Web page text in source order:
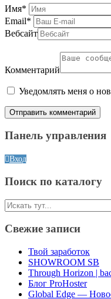
Имя*
Email*
Вебсайт
Комментарий
Уведомлять меня о
Панель управления
Вход
Поиск по каталогу
Искать:
Свежие записи
Твой заработок
SHOWROOM SB
Through Horizon |
Блог ProHoster
Global Edge —